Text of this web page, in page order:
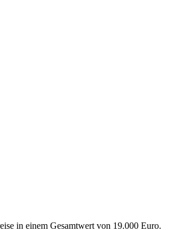
in einem Gesamtwert von 19.000 Euro.